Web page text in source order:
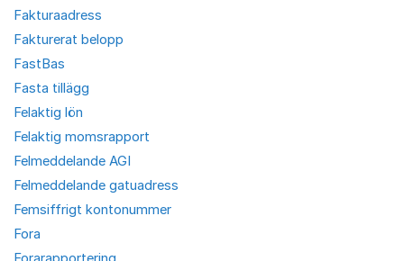
Fakturaadress
Fakturerat belopp
FastBas
Fasta tillägg
Felaktig lön
Felaktig momsrapport
Felmeddelande AGI
Felmeddelande gatuadress
Femsiffrigt kontonummer
Fora